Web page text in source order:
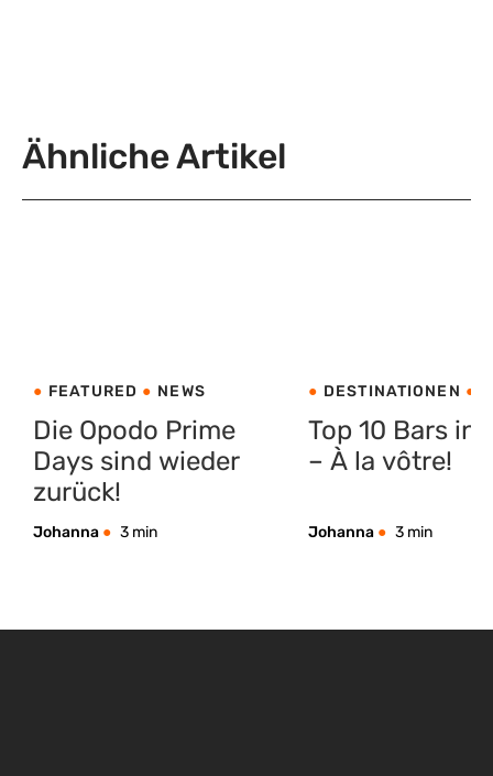
Ähnliche Artikel
FEATURED NEWS
Die Opodo Prime
Days sind wieder
zurück!
Johanna 3 min
DESTINATIONEN
Top 10 Bars in
– À la vôtre!
Johanna 3 min